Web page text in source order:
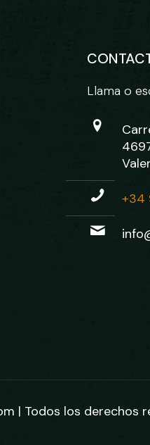
Llama o
+34
| Todos los derechos